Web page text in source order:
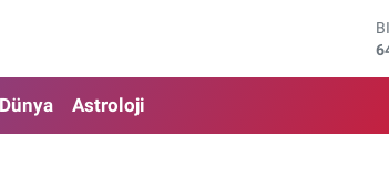
Dünya Astroloji